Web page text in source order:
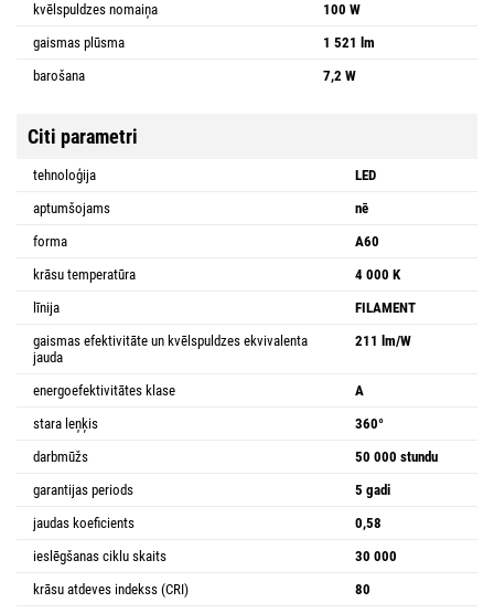
kvēlspuldzes nomaiņa
100 W
gaismas plūsma
1 521 lm
barošana
7,2 W
Citi parametri
tehnoloģija
LED
aptumšojams
nē
forma
A60
krāsu temperatūra
4 000 K
līnija
FILAMENT
gaismas efektivitāte un kvēlspuldzes ekvivalenta
jauda
211 lm/W
energoefektivitātes klase
A
stara leņķis
360°
darbmūžs
50 000 stundu
garantijas periods
5 gadi
jaudas koeficients
0,58
ieslēgšanas ciklu skaits
30 000
krāsu atdeves indekss (CRI)
80